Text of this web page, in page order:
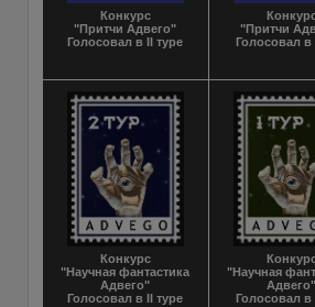
Конкурс
"Притчи Адвего"
Голосовал в II туре
"Притчи
Голосовал в
Конкурс
"Научная фантастика
Адвего"
Голосовал в II туре
"Научная
Адвего"
Голосовал в